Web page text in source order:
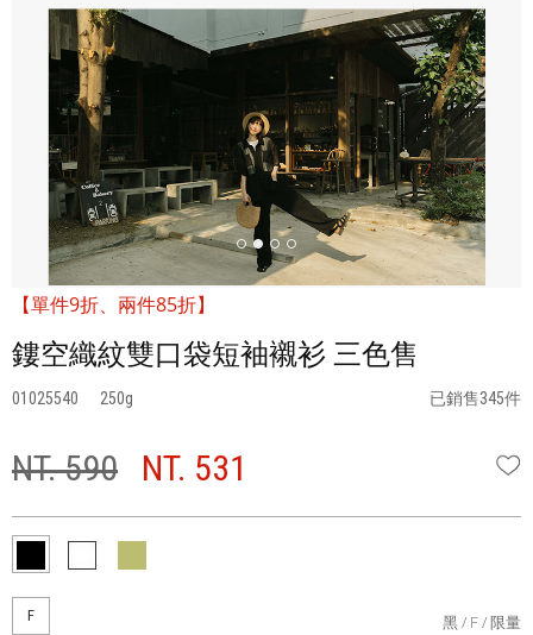
【單件9折、兩件85折】
鏤空織紋雙口袋短袖襯衫 三色售
01025540 250 已銷售345件
NT. 590 NT. 531
F 黑 F 限量